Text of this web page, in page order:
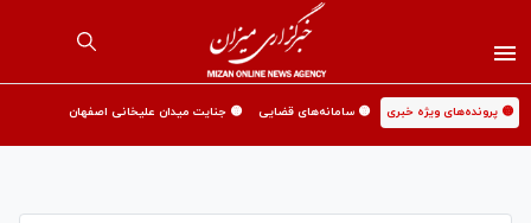
🟡 پرونده‌های ویژه خبری 🟡 سامانه‌های قضایی 🟡 جنایت میدان علیخانی اصفهان